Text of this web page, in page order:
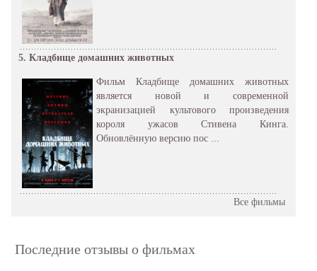
5. Кладбище домашних животных
Фильм Кладбище домашних животных
является новой и современной
экранизацией культового произведения
короля ужасов Стивена Кинга.
Обновлённую версию пос ...
Все фильмы
Последние отзывы о фильмах